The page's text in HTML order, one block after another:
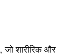
जो शारीरिक और